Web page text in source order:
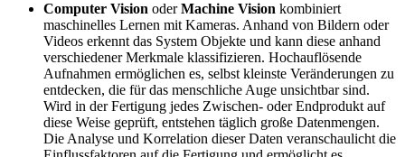
Computer Vision oderMachine Vision kombiniert
maschinelles Lernen mit Kameras. Anhand von Bildern oder
Videos erkennt das System Objekte und kann diese anhand
verschiedener Merkmale klassifizieren. Hochauflösende
Aufnahmen ermöglichen es, selbst kleinste Veränderungen zu
entdecken, die für das menschliche Auge unsichtbar sind.
Wird in der Fertigung jedes Zwischen- oder Endprodukt auf
diese Weise geprüft, entstehen täglich große Datenmengen.
Die Analyse und Korrelation dieser Daten veranschaulicht die